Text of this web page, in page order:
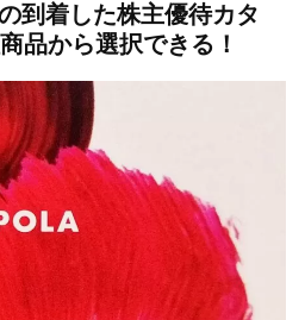
到着した株主優待カタ
品から選択できる！